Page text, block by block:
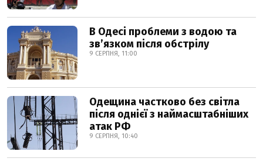
В Одесі проблеми з водою та
звʼязком після обстрілу
9 СЕРПНЯ, 11:00
Одещина частково без світла
після однієї з наймасштабніших
атак РФ
9 СЕРПНЯ, 10:40